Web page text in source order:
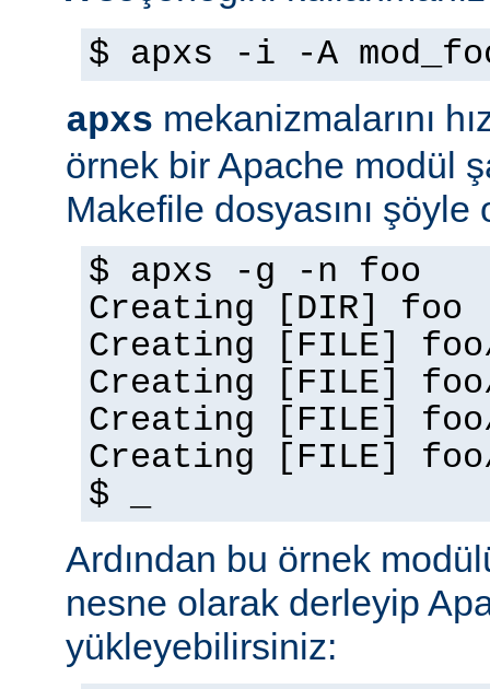
$ apxs -i -A
apxs mekanizmalarını
örnek bir Apache modül
Makefile dosyasını
$ apxs -g -n foo
Creating [DIR] foo
Creating [FILE]
Creating [FILE] foo/
Creating [FILE]
Creating [FILE]
$ _
Ardından bu örnek
nesne olarak derleyip
yükleyebilirsiniz: